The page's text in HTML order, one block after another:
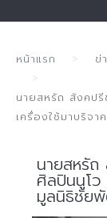
หน้าแรก ข่
นายสหรัถ สังคป
เครื่องใช้มาบริ
นายสหรั
ศิลปินนูโว
มูลนิธิชัย